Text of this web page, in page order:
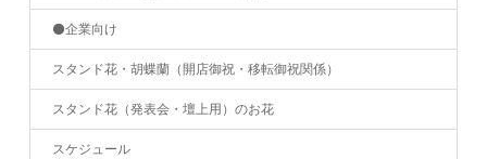
⚫️企業向け
スタンド花・胡蝶蘭（開店御祝・移転御祝関係）
スタンド花（発表会・壇上用）のお花
スケジュール